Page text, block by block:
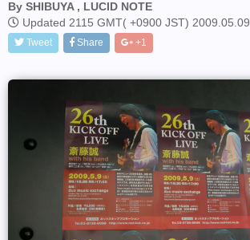
By SHIBUYA , LUCID NOTE
Updated 2115 GMT( +0900 JST) 2009.05.09
Tweet Share +1